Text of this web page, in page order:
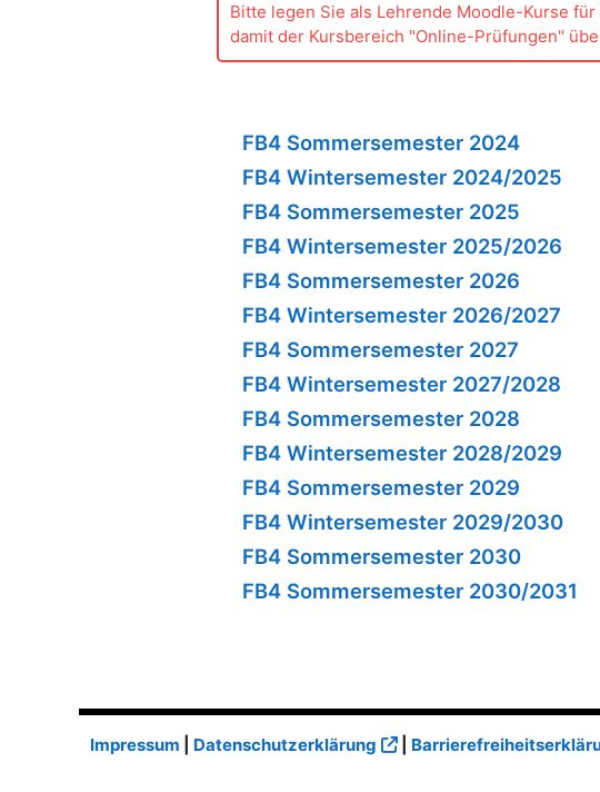
Bitte legen Sie als Lehrende Moodle-Kurse
damit der Kursbereich "Online-Prüfungen"
FB4 Sommersemester 2024
FB4 Wintersemester 2024/2025
FB4 Sommersemester 2025
FB4 Wintersemester 2025/2026
FB4 Sommersemester 2026
FB4 Wintersemester 2026/2027
FB4 Sommersemester 2027
FB4 Wintersemester 2027/2028
FB4 Sommersemester 2028
FB4 Wintersemester 2028/2029
FB4 Sommersemester 2029
FB4 Wintersemester 2029/2030
FB4 Sommersemester 2030
FB4 Sommersemester 2030/2031
Impressum Datenschutzerklärung